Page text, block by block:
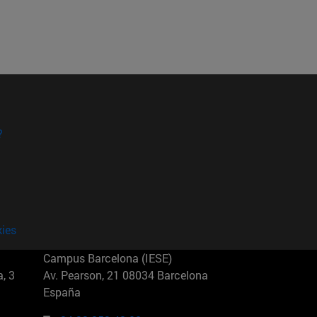
3
Campus Barcelona (IESE)
Av. Pearson, 21 08034 Barcelona
España